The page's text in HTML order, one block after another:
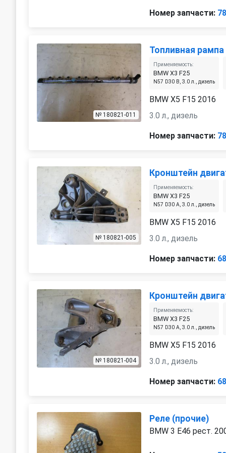
Номер запчасти:
№ 180821-011
Топливная рампа
Применяемость:
BMW X3 F25
N57 D30 B, 3.0 л., дизель
BMW X5 F15 2016
3.0 л., дизель
Номер запчасти:
№ 180821-005
Кронштейн
Применяемость:
BMW X3 F25
N57 D30 A, 3.0 л., дизель
BMW X5 F15 2016
3.0 л., дизель
Номер запчасти:
№ 180821-004
Кронштейн
Применяемость:
BMW X3 F25
N57 D30 A, 3.0 л., дизель
BMW X5 F15 2016
3.0 л., дизель
Номер запчасти:
Реле (прочие)
BMW 3 E46 рест.